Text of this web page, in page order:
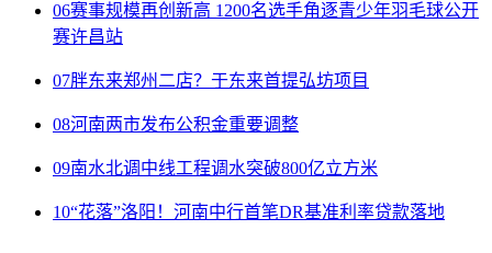
06赛事规模再创新高 1200名选手角逐青少年羽毛球公开
赛许昌站
07胖东来郑州二店？于东来首提弘坊项目
08河南两市发布公积金重要调整
09南水北调中线工程调水突破800亿立方米
10“花落”洛阳！河南中行首笔DR基准利率贷款落地